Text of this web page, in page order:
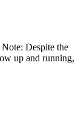
Despite the
up and running,